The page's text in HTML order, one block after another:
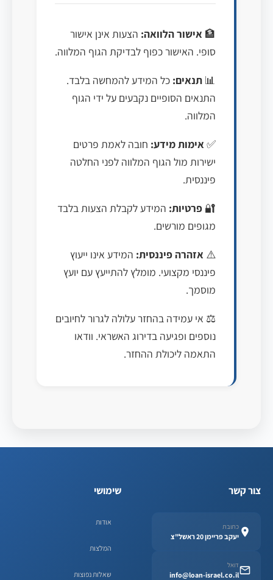
🏦 אישור הלוואה: הצעות אינן אישור
סופי. האישור כפוף לבדיקת הגוף המלווה.
📊 תנאים: כל המידע להמחשה בלבד.
התנאים הסופיים נקבעים על ידי הגוף
המלווה.
✅ אימות מידע: חובה לאמת פרטים
ישירות מול הגוף המלווה לפני החלטה
פיננסית.
🔐 פרטיות: המידע לקבלת הצעות בלבד
מגופים מורשים.
⚠️ אזהרה פיננסית: המידע אינו ייעוץ
פיננסי מקצועי. מומלץ להתייעץ עם יועץ
מוסמך.
⚖️ אי עמידה בהחזר עלולה לגרור לחיובים
נוספים ופגיעה בדירוג האשראי. וודאו
התאמה ליכולת ההחזר.
צור קשר
כתובת
יעקב פריימן 20 ראשל"צ
דואל
info@loan-israel.co.il
שימושי
אודות
המלצות
שאלות נפוצות